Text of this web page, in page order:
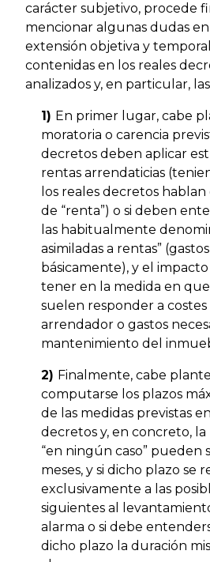
carácter subjetivo, procede
mencionar algunas dudas
extensión objetiva y
contenidas en los reales
analizados y, en particular,
1) En primer lugar, cabe
moratoria o carencia
decretos deben aplicar
rentas arrendaticias
los reales decretos
de “renta”) o si deben
las habitualmente
asimiladas a rentas”
básicamente), y el
tener en la medida en
suelen responder a
arrendador o gastos
mantenimiento del
2) Finalmente, cabe
computarse los plazos
de las medidas previstas
decretos y, en concreto,
“en ningún caso” pueden
meses, y si dicho plazo se
exclusivamente a las
siguientes al
alarma o si debe
dicho plazo la duración